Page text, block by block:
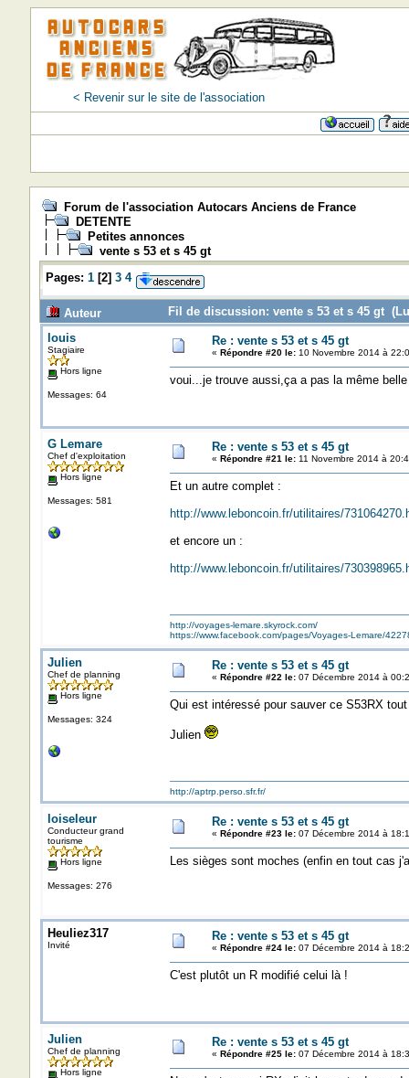
< Revenir sur le site de l'association
Forum de l'association Autocars Anciens de France
DETENTE
Petites annonces
vente s 53 et s 45 gt
Pages: 1[2] 3 4
Auteur
Fil de discussion: vente s 53 et s 45 gt
louis
Stagiaire
Hors ligne
Messages: 64
Re : vente s 53 et s 45 gt
« Répondre #20 le:10 Novembre 2014 à
voui...je trouve aussi,ça a pas la même
G Lemare
Chef d'exploitation
Hors ligne
Messages: 581
Re : vente s 53 et s 45 gt
« Répondre #21 le:11 Novembre 2014 à
Et un autre complet :
http://www.leboncoin.fr/utilitaires/
et encore un :
http://www.leboncoin.fr/utilitaires/
http://voyages-lemare.skyrock.com/
https://www.facebook.com/pages/Voyages-Lemare/
Julien
Chef de planning
Hors ligne
Messages: 324
Re : vente s 53 et s 45 gt
« Répondre #22 le:07 Décembre 2014 à
Qui est intéressé pour sauver ce S53RX
Julien
http://aptrp.perso.sfr.fr/
loiseleur
Conducteur grand
tourisme
Hors ligne
Messages: 276
Re : vente s 53 et s 45 gt
« Répondre #23 le:07 Décembre 2014 à
Les sièges sont moches (enfin en tout cas
Heuliez317
Invité
Re : vente s 53 et s 45 gt
« Répondre #24 le:07 Décembre 2014 à
C'est plutôt un R modifié celui là !
Julien
Chef de planning
Hors ligne
Re : vente s 53 et s 45 gt
« Répondre #25 le:07 Décembre 2014 à